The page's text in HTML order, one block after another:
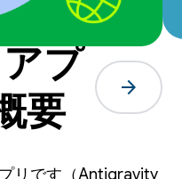
プ
要
arrow_forward
リです（Antigravity